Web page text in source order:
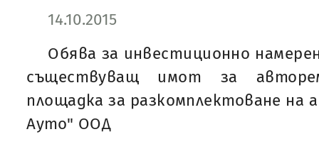
14.10.2015
Обява за инвестиционно
съществуващ имот за
площадка за разкомплектоване на
Ауто" ООД